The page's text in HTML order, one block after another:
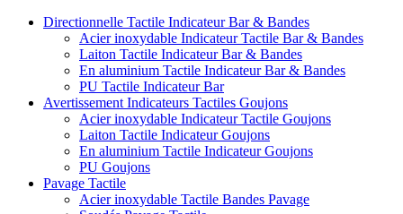
Directionnelle Tactile Indicateur Bar & Bandes
Acier inoxydable Indicateur Tactile Bar & Bandes
Laiton Tactile Indicateur Bar & Bandes
En aluminium Tactile Indicateur Bar & Bandes
PU Tactile Indicateur Bar
Avertissement Indicateurs Tactiles Goujons
Acier inoxydable Indicateur Tactile Goujons
Laiton Tactile Indicateur Goujons
En aluminium Tactile Indicateur Goujons
PU Goujons
Pavage Tactile
Acier inoxydable Tactile Bandes Pavage